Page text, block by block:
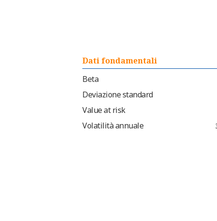
Dati fondamentali
Beta
Deviazione standard
Value at risk
Volatilità annuale